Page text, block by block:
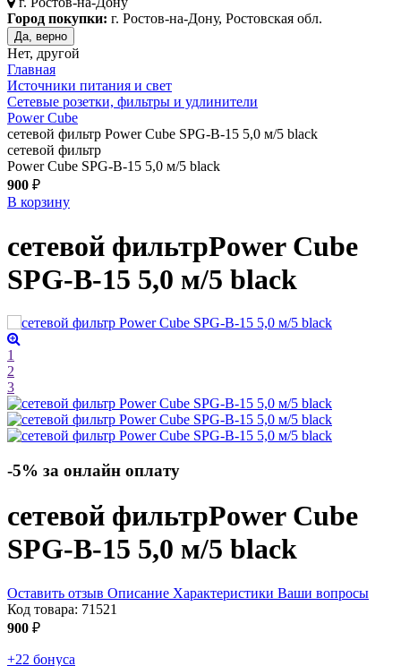
Город покупки: г. Ростов-на-Дону, Ростовская обл.
Да, верно
Нет, другой
Главная
Источники питания и свет
Сетевые розетки, фильтры и удлинители
Power Cube
сетевой фильтр Power Cube SPG-B-15 5,0 м/5 black
сетевой фильтр
Power Cube SPG-B-15 5,0 м/5 black
900 ₽
В корзину
сетевой фильтрPower Cube
SPG-B-15 5,0 м/5 black
1
2
3
-5% за онлайн оплату
сетевой фильтрPower Cube
SPG-B-15 5,0 м/5 black
Оставить отзыв Описание Характеристики Ваши вопросы
Код товара: 71521
900 ₽
+22 бонуса